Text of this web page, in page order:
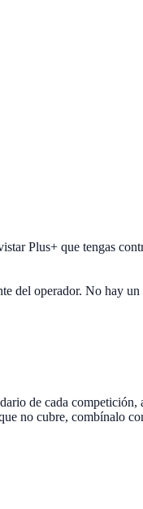
Plus+ que tengas
del operador. No hay
de cada
no cubre, combínalo